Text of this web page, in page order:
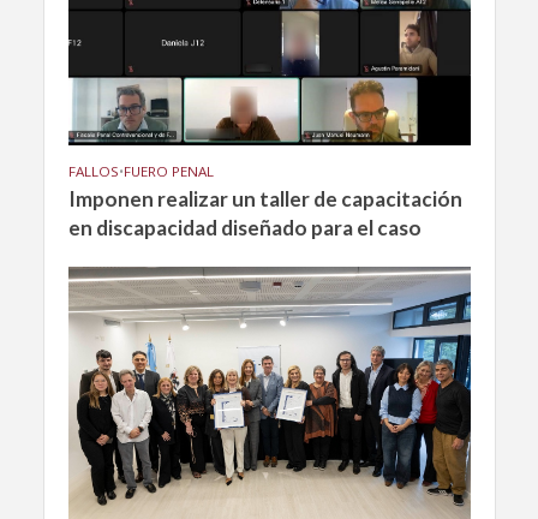
FALLOS•FUERO PENAL
Imponen realizar un taller de capacitación
en discapacidad diseñado para el caso